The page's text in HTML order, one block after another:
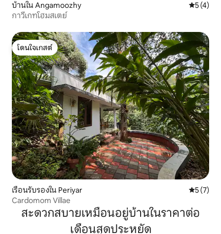
บ้านใน Angamoozhy คะแนนเฉ
5 (4)
กาวีเกทโฮมสเตย์
โดนใจเกสต์
โดนใจเกสต์
เรือนรับรองใน Periyar คะแนนเฉ
5 (7)
Cardomom Villae
สะดวกสบายเหมือนอยู่บ้านในราคาต่อ
เดือนสุดประหยัด